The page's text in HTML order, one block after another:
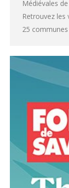
Médiévales
Retrouvez
25